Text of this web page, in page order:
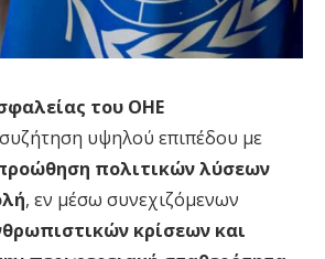
του ΟΗΕ
υψηλού επιπέδου με
πολιτικών λύσεων
, εν μέσω συνεχιζόμενων
κρίσεων και